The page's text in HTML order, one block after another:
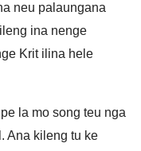
neu palaungana
ina nenge
Krit ilina hele
la mo song teu nga
Ana kileng tu ke